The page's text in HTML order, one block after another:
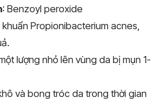
: Benzoyl peroxide
khuẩn Propionibacterium acnes,
lượng nhỏ lên vùng da bị mụn 1-
và bong tróc da trong thời gian